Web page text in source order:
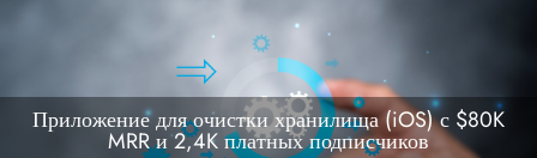
Приложение для очистки хранилища (iOS) с $80K
MRR и 2,4K платных подписчиков